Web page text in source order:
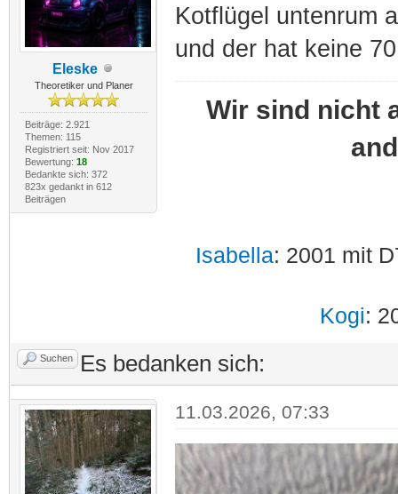
Eleske
Theoretiker und Planer
Beiträge: 2.921
Themen: 115
Registriert seit: Nov 2017
Bewertung: 18
Bedankte sich: 372
823x gedankt in 612
Beiträgen
Kotflügel untenrum
und der hat keine
Wir sind nicht
Isabella: 2001 mit
Kogi:
Suchen Es bedanken sich:
11.03.2026, 07:33